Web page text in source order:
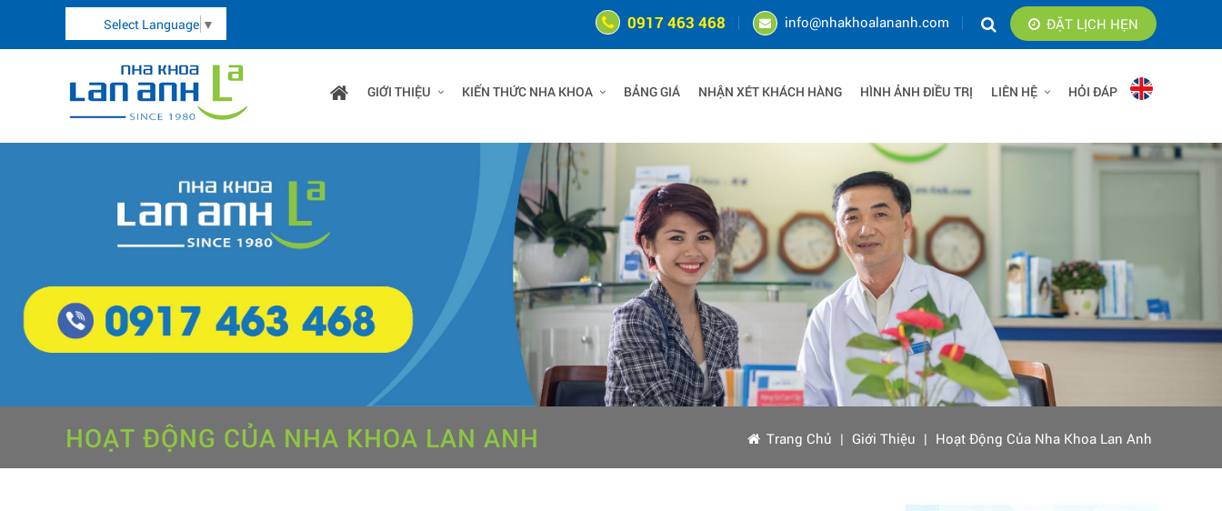
Select Language ▼ 0917 463 468 info@nhakhoalananh.com ĐẶT LỊCH HẸN
GIỚI THIỆU KIẾN THỨC NHA KHOA BẢNG GIÁ NHẬN XÉT KHÁCH HÀNG HÌNH ẢNH ĐIỀU TRỊ LIÊN HỆ HỎI ĐÁP
HOẠT ĐỘNG CỦA NHA KHOA LAN ANH Trang Chủ | Giới Thiệu | Hoạt Động Của Nha Khoa Lan Anh